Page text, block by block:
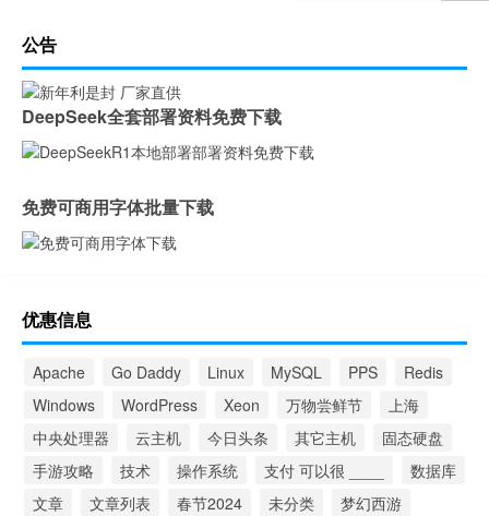
公告
DeepSeek全套部署资料免费下载
免费可商用字体批量下载
优惠信息
Apache Go Daddy Linux MySQL PPS
Redis
Windows
WordPress Xeon 万物尝鲜节
上海
中央处理器
云主机 今日头条 其它主机
固态硬盘
手游攻略
技术 操作系统 支付 可以很 ____
数据库
文章
文章列表 春节2024 未分类
梦幻西游